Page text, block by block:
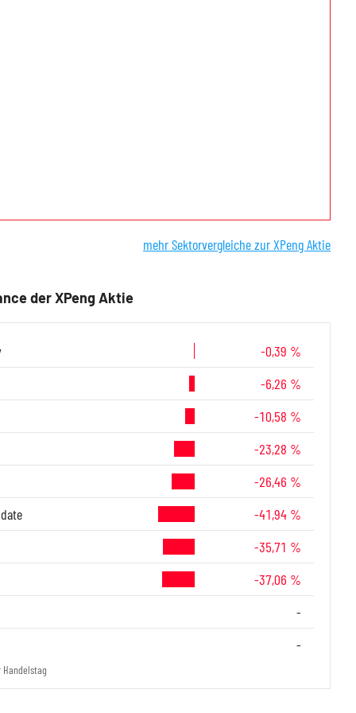
mehr Sektorvergleiche zur XPeng Aktie
der XPeng Aktie
-0,39 %
-6,26 %
-10,58 %
-23,28 %
-26,46 %
-41,94 %
-35,71 %
-37,06 %
-
-